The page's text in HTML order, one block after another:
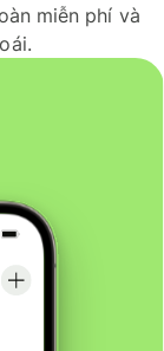
miễn phí và